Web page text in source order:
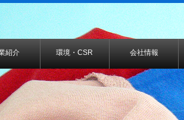
紹介 環境・CSR 会社情報